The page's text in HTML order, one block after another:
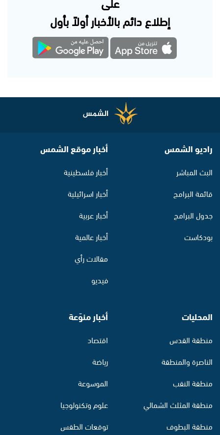
إطلاع دائم بالأخبار أولاً بأول
راديو الشمس
البث المباشر
قائمة البرامج
جدول البرامج
بودكاست
أخبار موقع الشمس
أخبار فلسطينية
أخبار اسرائيلية
أخبار عربية
أخبار عالمية
مقالات رأي
فيديو
المحليات
منطقة القدس
الناصرة والمنطقة
منطقة النقب
منطقة المثلث الشمالي
منطقة البطوف
أخبار منوّعة
اقتصاد
رياضة
الموسوعة
علوم وتكنولوجيا
توقعات الطقس